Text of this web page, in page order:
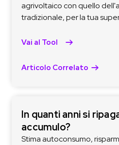
agrivoltaico con quello
tradizionale, per la tua
Vai al Tool
Articolo Correlato
In quanti anni si
accumulo?
Stima autoconsumo,